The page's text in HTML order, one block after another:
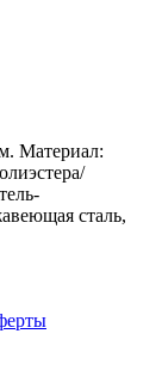
Материал:
сталь,